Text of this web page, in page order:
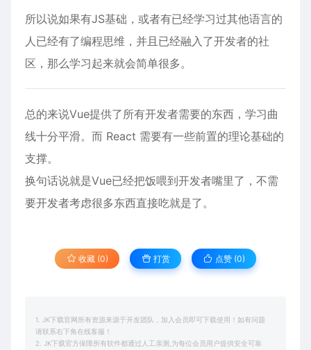
所以说如果有JS基础，或者有已经学习过其他语言的
人已经有了编程思维，并且已经融入了开发者的社
区，那么学习起来就会简单很多。
总的来说Vue提供了所有开发者需要的东西，学习曲
线十分平滑。而 React 需要有一些前置的理论基础的
支撑。
换句话说就是Vue已经把饭喂到开发者嘴里了，不需
要开发者考虑很多东西直接吃就是了。
收藏 (0) 打赏 点赞 (0)
1. JK下载官网所有资源来源于开发团队，加入会员即可下载使用！如有问题
请联系右下角在线客服！
2. JK下载官方保障所有软件都通过人工亲测,为每位会员用户提供安全可靠